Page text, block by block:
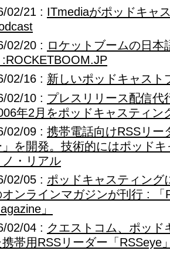
02/21 : ITmediaがポッドキャ
02/20 : ロケットブームの日本
:ROCKETBOOM.JP
02/16 : 新しいポッドキャスト
02/10 : プレスリリース配信代
年2月をポッドキャスティン
02/09 : 携帯電話向けRSSリー
」を開発。技術的にはポッド
ノ・リアル
02/05 : ポッドキャスティング
オンラインマガジンが刊行 : 「
」
02/04 : クエストコム、ポッド
携帯用RSSリーダー「RSSeye